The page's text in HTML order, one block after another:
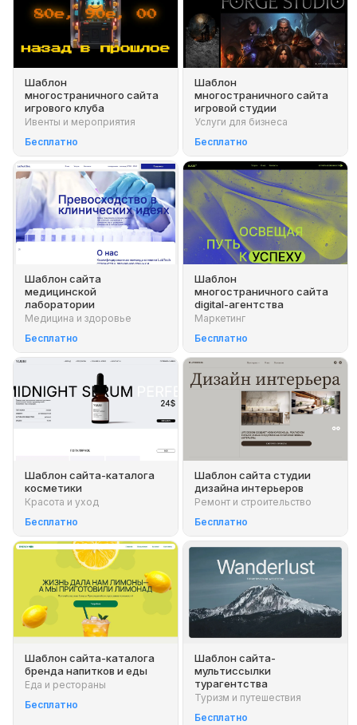
Шаблон
многостраничного сайта
игрового клуба
Ивенты и мероприятия
Бесплатно
Шаблон
многостраничного сайта
игровой студии
Услуги для бизнеса
Бесплатно
Шаблон сайта
медицинской
лаборатории
Медицина и здоровье
Бесплатно
Шаблон
многостраничного сайта
digital-агентства
Маркетинг
Бесплатно
Шаблон сайта-каталога
косметики
Красота и уход
Бесплатно
Шаблон сайта студии
дизайна интерьеров
Ремонт и строительство
Бесплатно
Шаблон сайта-каталога
бренда напитков и еды
Еда и рестораны
Бесплатно
Шаблон сайта-
мультиссылки
турагентства
Туризм и путешествия
Бесплатно